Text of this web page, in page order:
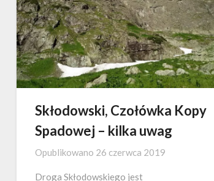
Skłodowski, Czołówka Kopy
Spadowej – kilka uwag
Opublikowano 26 czerwca 2019
Droga Skłodowskiego jest